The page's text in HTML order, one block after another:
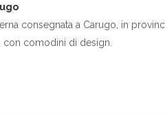
consegnata a Carugo, in
comodini di design.